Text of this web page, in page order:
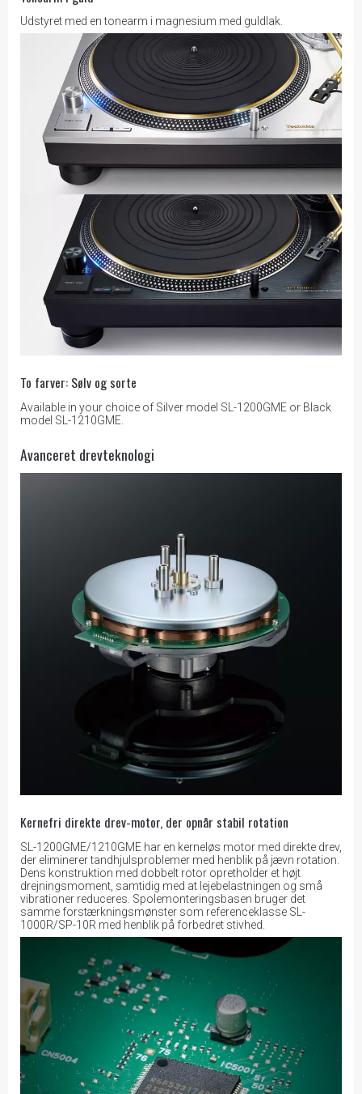
Udstyret med en tonearm i magnesium med guldlak.
To farver: Sølv og sorte
Available in your choice of Silver model SL-1200GME or Black
model SL-1210GME.
Avanceret drevteknologi
Kernefri direkte drev-motor, der opnår stabil rotation
SL-1200GME/1210GME har en kerneløs motor med direkte drev,
der eliminerer tandhjulsproblemer med henblik på jævn rotation.
Dens konstruktion med dobbelt rotor opretholder et højt
drejningsmoment, samtidig med at lejebelastningen og små
vibrationer reduceres. Spolemonteringsbasen bruger det
samme forstærkningsmønster som referenceklasse SL-
1000R/SP-10R med henblik på forbedret stivhed.